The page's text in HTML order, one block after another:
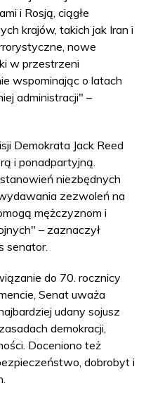
i Rosją, ciągłe
krajów, takich jak Iran i
nowe
w przestrzeni
wspominając o latach
administracji" –
Demokrata Jack Reed
i ponadpartyjną.
niezbędnych
zezwoleń na
mężczyznom i
– zaznaczył
senator.
do 70. rocznicy
Senat uważa
udany sojusz
demokracji,
Doceniono też
dobrobyt i